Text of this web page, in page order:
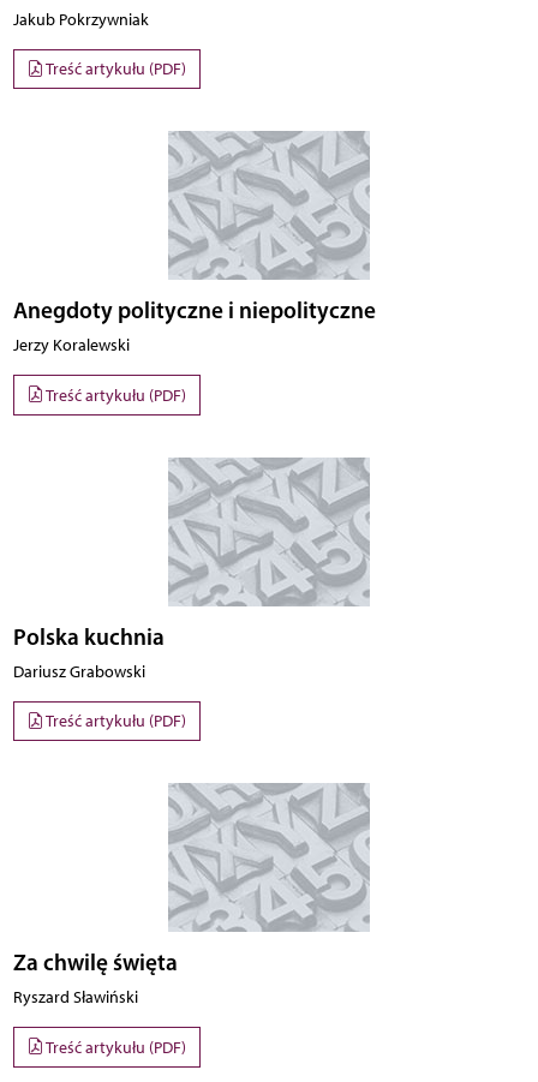
Jakub Pokrzywniak
Treść artykułu (PDF)
Anegdoty polityczne i niepolityczne
Jerzy Koralewski
Treść artykułu (PDF)
Polska kuchnia
Dariusz Grabowski
Treść artykułu (PDF)
Za chwilę święta
Ryszard Sławiński
Treść artykułu (PDF)